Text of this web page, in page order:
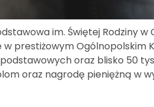
im. Świętej Rodziny w
prestiżowym Ogólnopolskim
podstawowych oraz blisko 50
oraz nagrodę pieniężną w